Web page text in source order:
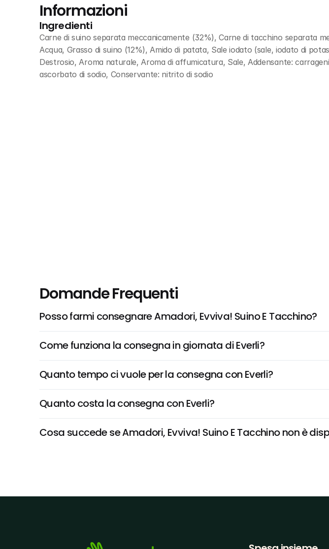
Informazioni
Ingredienti
Carne di suino separata meccanicamente (32%), Carne di tacchino separata
Acqua, Grasso di suino (12%), Amido di patata, Sale iodato (sale, iodato di
Destrosio, Aroma naturale, Aroma di affumicatura, Sale, Addensante:
ascorbato di sodio, Conservante: nitrito di sodio
Domande Frequenti
Posso farmi consegnare Amadori, Evviva! Suino E Tacchino?
Come funziona la consegna in giornata di Everli?
Quanto tempo ci vuole per la consegna con Everli?
Quanto costa la consegna con Everli?
Cosa succede se Amadori, Evviva! Suino E Tacchino non è